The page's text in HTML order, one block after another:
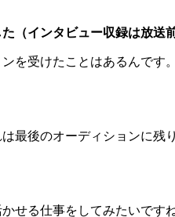
（インタビュー収録は放送前
を受けたことはあるんです
最後のオーディションに残
せる仕事をしてみたいですね